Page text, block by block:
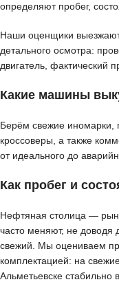
определяют пробег,
Наши оценщики
детального осмотра:
двигатель, фактический
Какие машины
Берём свежие иномарки,
кроссоверы, а также
от идеального до
Как пробег и
Нефтяная столица —
часто меняют, не доводя
свежий. Мы оцениваем
комплектацией: на
Альметьевске стабильно